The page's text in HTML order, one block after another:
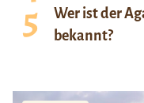
Wer ist der
bekannt?